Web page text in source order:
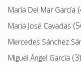
María Del Mar García
Maria José Cavadas
Mercedes Sánchez
Miguel Ángel García (3)